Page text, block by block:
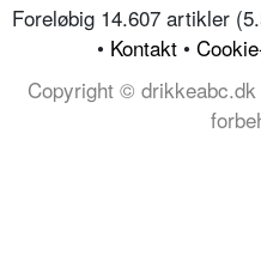
Foreløbig 14.607 artikler
• Kontakt •
Copyright ©